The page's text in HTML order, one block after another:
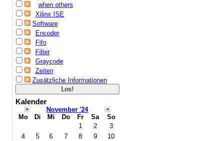
when others
Xilinx ISE
Software
Encoder
Fifo
Filter
Graycode
Zeiten
Zusätzliche Informationen
Kalender
November '24
Mo
Di Mi Do Fr Sa So
1 2
3
4
5 6 7 8 9
10